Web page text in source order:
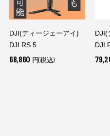
DJI(ディージェーアイ)
DJI RS 5
68,860 円(税込)
DJI(
DJI